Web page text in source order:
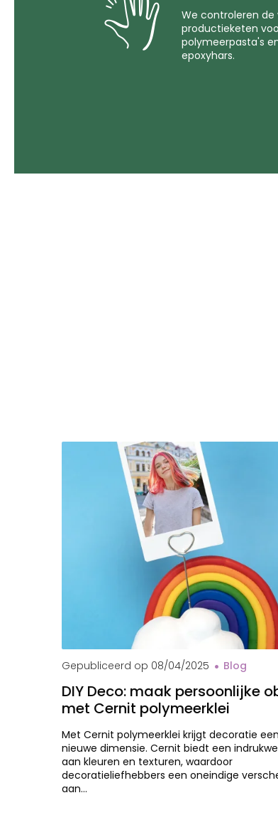
We controleren de
productieketen
polymeerpasta's
epoxyhars.
Gepubliceerd op 08/04/2025 Blog
DIY Deco: maak persoonlijke
met Cernit polymeerklei
Met Cernit polymeerklei krijgt decoratie
nieuwe dimensie. Cernit biedt een
aan kleuren en texturen, waardoor
decoratieliefhebbers een oneindige
aan…